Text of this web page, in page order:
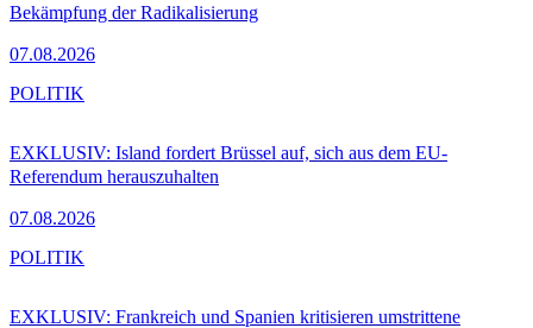
Bekämpfung der Radikalisierung
07.08.2026
EXKLUSIV: Island fordert Brüssel auf, sich aus dem EU-
Referendum herauszuhalten
07.08.2026
POLITIK
EXKLUSIV: Frankreich und Spanien kritisieren umstrittene
POLITIK